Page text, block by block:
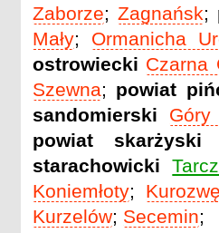
Zaborze; Zagnańsk;
Mały; Ormanicha
ostrowiecki Czarna
Szewna; powiat
sandomierski
Góry
powiat skarżyski
starachowicki
Koniemłoty;
Kurzelów; Secemin;